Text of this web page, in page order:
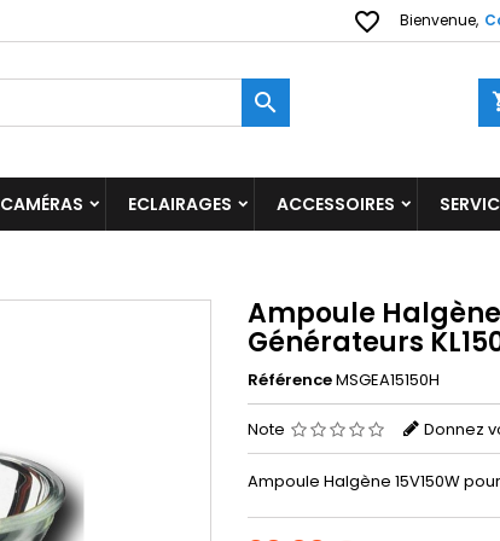
Bienvenue,
favorite_border

CAMÉRAS ECLAIRAGES ACCESSOIRES
Ampoule Halgène
Générateurs
RéférenceMSGEA15150H
Note Donnez
Ampoule Halgène 15V150W